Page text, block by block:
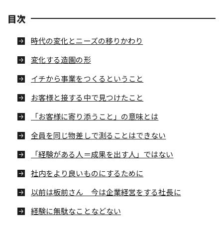
目次
時代の変化とニーズの移りかわり
変化する造園の形
イチから事業をつくるということ
お客様と接する中で見つけたこと
「お客様に寄り添うこと」の意味とは
全員を同じ物差しで測ることはできない
「経験がある人＝成果を出す人」ではない
社内をより良いものにするために
以前は板前さん 今は企業経営をする社長に
経験に無駄なことなどない